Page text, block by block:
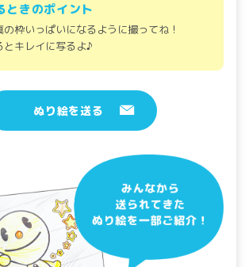
BLOG
STORE
ときのポイント
枠いっぱいになるように撮ってね！
キレイに写るよ♪
ぬり絵を送る